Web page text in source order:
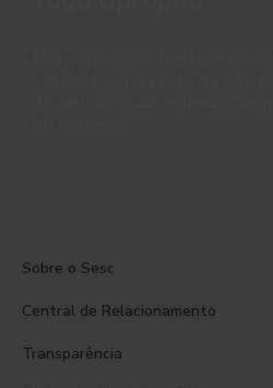
Sobre o Sesc
Central de Relacionamento
Transparência